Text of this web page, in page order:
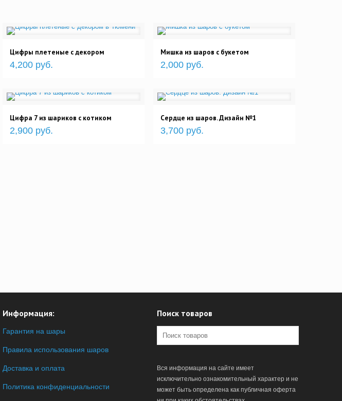
Цифры плетеные с декором
4,200 руб.
Мишка из шаров с букетом
2,000 руб.
Цифра 7 из шариков с котиком
2,900 руб.
Сердце из шаров. Дизайн №1
3,700 руб.
Информация:
Гарантия на шары
Правила использования шаров
Доставка и оплата
Политика конфиденциальности
Поиск товаров
Вся информация на сайте имеет
исключительно ознакомительный характер и не
может быть определена как публичная оферта